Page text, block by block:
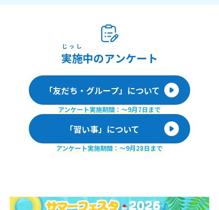
実施
じっし
中のアンケート
「友だち・グループ」について
アンケート実施期間：〜9月7日まで
「習い事」について
アンケート実施期間：〜9月28日まで